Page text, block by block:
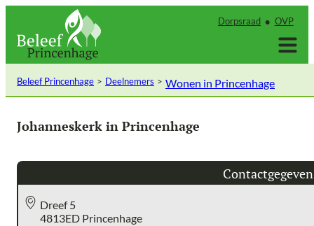
inhoud
Dorpsraad OVP
Beleef Princenhage Deelnemers Wonen in Princenhage
Johanneskerk in Princenhage
Dreef 5
4813ED Princenhage